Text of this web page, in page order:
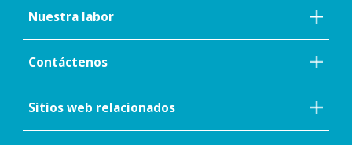
Nuestra labor
Contáctenos
Sitios web relacionados